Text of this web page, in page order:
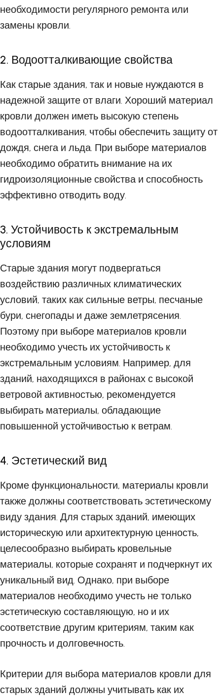
необходимости регулярного ремонта или
замены кровли.
2. Водоотталкивающие свойства
Как старые здания, так и новые нуждаются в
надежной защите от влаги. Хороший материал
кровли должен иметь высокую степень
водоотталкивания, чтобы обеспечить защиту от
дождя, снега и льда. При выборе материалов
необходимо обратить внимание на их
гидроизоляционные свойства и способность
эффективно отводить воду.
3. Устойчивость к экстремальным
условиям
Старые здания могут подвергаться
воздействию различных климатических
условий, таких как сильные ветры, песчаные
бури, снегопады и даже землетрясения.
Поэтому при выборе материалов кровли
необходимо учесть их устойчивость к
экстремальным условиям. Например, для
зданий, находящихся в районах с высокой
ветровой активностью, рекомендуется
выбирать материалы, обладающие
повышенной устойчивостью к ветрам.
4. Эстетический вид
Кроме функциональности, материалы кровли
также должны соответствовать эстетическому
виду здания. Для старых зданий, имеющих
историческую или архитектурную ценность,
целесообразно выбирать кровельные
материалы, которые сохранят и подчеркнут их
уникальный вид. Однако, при выборе
материалов необходимо учесть не только
эстетическую составляющую, но и их
соответствие другим критериям, таким как
прочность и долговечность.
Критерии для выбора материалов кровли для
старых зданий должны учитывать как их